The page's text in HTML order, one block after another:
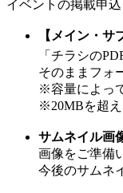
イベントの掲載申
【メイン・
「チラシの
そのままフォ
※容量によっ
※20MBを超え
サムネイル画
画像をご準備
今後のサムネ